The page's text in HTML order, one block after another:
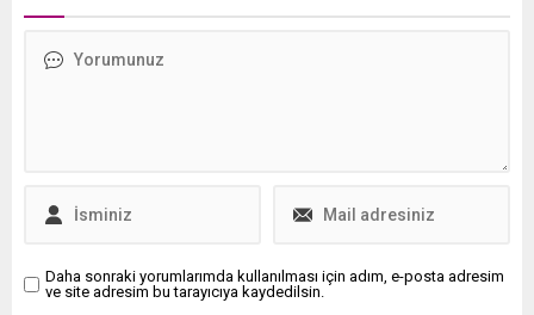
yıldır çantasında taşıdığı
Daha sonraki yorumlarımda kullanılması için adım, e-posta adresim
ve site adresim bu tarayıcıya kaydedilsin.